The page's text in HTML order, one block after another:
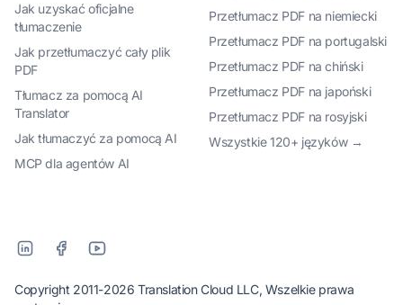
Jak uzyskać oficjalne
tłumaczenie
Jak przetłumaczyć cały plik
PDF
Tłumacz za pomocą AI
Translator
Jak tłumaczyć za pomocą AI
MCP dla agentów AI
Przetłumacz PDF na niemiecki
Przetłumacz PDF na portugalski
Przetłumacz PDF na chiński
Przetłumacz PDF na japoński
Przetłumacz PDF na rosyjski
Wszystkie 120+ języków →
Copyright 2011-2026 Translation Cloud LLC, Wszelkie prawa